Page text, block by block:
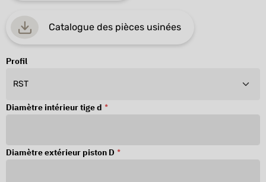
Catalogue des pièces usinées
Profil
Diamètre intérieur tige d *
Diamètre extérieur piston D *